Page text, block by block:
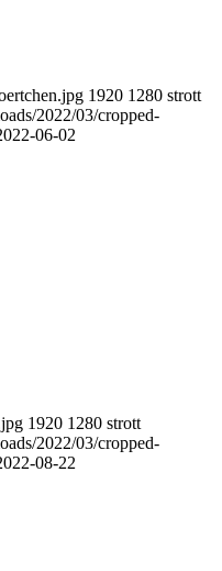
1920 1280 strott
2022/03/cropped-
06-02
1920 1280 strott
2022/03/cropped-
08-22